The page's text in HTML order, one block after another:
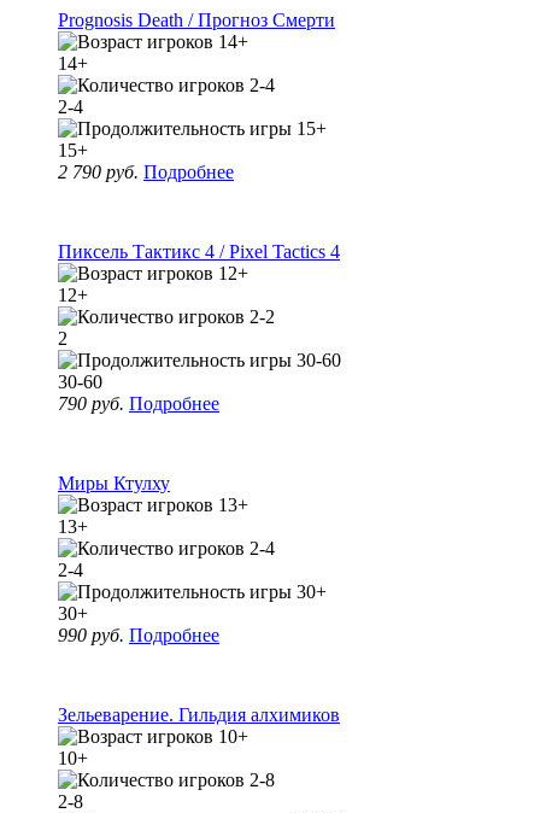
Prognosis Death / Прогноз Смерти
14+
2-4
15+
2 790 руб. Подробнее
Пиксель Тактикс 4 / Pixel Tactics 4
12+
2
30-60
790 руб. Подробнее
Миры Ктулху
13+
2-4
30+
990 руб. Подробнее
Зельеварение. Гильдия алхимиков
10+
2-8